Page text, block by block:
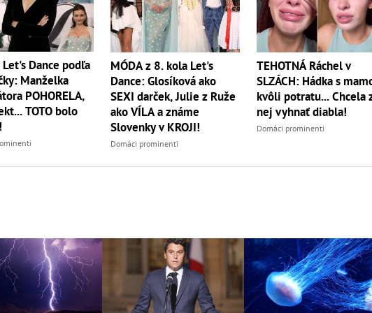
Dance podľa
Manželka
POHORELA,
TOTO bolo
MÓDA z 8. kola Let's
Dance: Glosíková ako
SEXI darček, Julie z Ruže
ako VÍLA a známe
Slovenky v KROJI!
Domáci prominenti
TEHOTNÁ Ráchel v
SLZÁCH: Hádka s
kvôli potratu... Chcela
nej vyhnať diabla!
Domáci prominenti